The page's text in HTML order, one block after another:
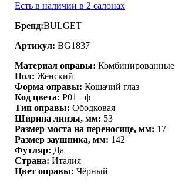
Есть в наличии в 2 салонах
Бренд:BULGET
Артикул: BG1837
Материал оправы: Комбинированные
Пол: Женский
Форма оправы: Кошачий глаз
Код цвета: P01 +ф
Тип оправы: Ободковая
Ширина линзы, мм: 53
Размер моста на переносице, мм: 17
Размер заушника, мм: 142
Футляр: Да
Страна: Италия
Цвет оправы: Чёрный